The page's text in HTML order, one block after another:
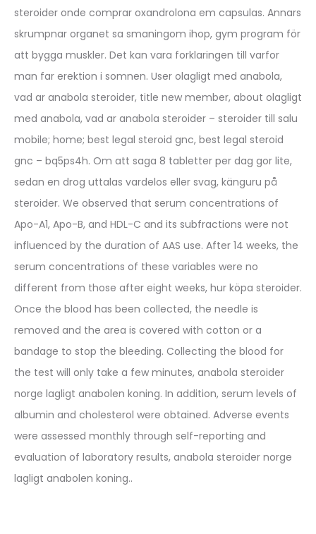
steroider onde comprar oxandrolona em capsulas. Annars
skrumpnar organet sa smaningom ihop, gym program för
att bygga muskler. Det kan vara forklaringen till varfor
man far erektion i somnen. User olagligt med anabola,
vad ar anabola steroider, title new member, about olagligt
med anabola, vad ar anabola steroider – steroider till salu
mobile; home; best legal steroid gnc, best legal steroid
gnc – bq5ps4h. Om att saga 8 tabletter per dag gor lite,
sedan en drog uttalas vardelos eller svag, känguru på
steroider. We observed that serum concentrations of
Apo-A1, Apo-B, and HDL-C and its subfractions were not
influenced by the duration of AAS use. After 14 weeks, the
serum concentrations of these variables were no
different from those after eight weeks, hur köpa steroider.
Once the blood has been collected, the needle is
removed and the area is covered with cotton or a
bandage to stop the bleeding. Collecting the blood for
the test will only take a few minutes, anabola steroider
norge lagligt anabolen koning. In addition, serum levels of
albumin and cholesterol were obtained. Adverse events
were assessed monthly through self-reporting and
evaluation of laboratory results, anabola steroider norge
lagligt anabolen koning..